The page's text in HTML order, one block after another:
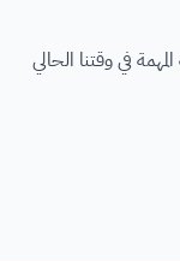
في وقتنا الحالي